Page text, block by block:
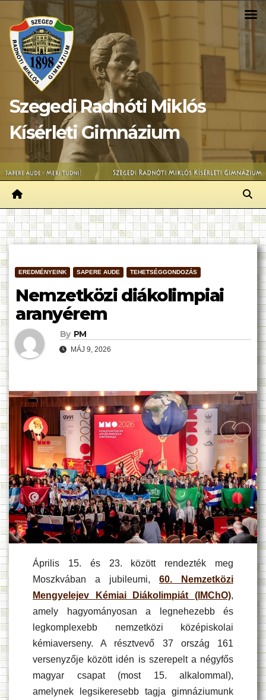
content
Szegedi Radnóti Miklós
Kísérleti Gimnázium
EREDMÉNYEINK SAPERE AUDE TEHETSÉGGONDOZÁS
Nemzetközi diákolimpiai
aranyérem
By PM
MÁJ 9, 2026
Április 15. és 23. között rendezték meg
Moszkvában a jubileumi, 60. Nemzetközi
Mengyelejev Kémiai Diákolimpiát (IMChO),
amely hagyományosan a legnehezebb és
legkomplexebb nemzetközi középiskolai
kémiaverseny. A résztvevő 37 ország 161
versenyzője között idén is szerepelt a négyfős
magyar csapat (most 15. alkalommal),
amelynek legsikeresebb tagja gimnáziumunk